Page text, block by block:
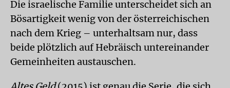
Die israelische Familie unterscheidet sich an
Bösartigkeit wenig von der österreichischen
nach dem Krieg – unterhaltsam nur, dass
beide plötzlich auf Hebräisch untereinander
Gemeinheiten austauschen.